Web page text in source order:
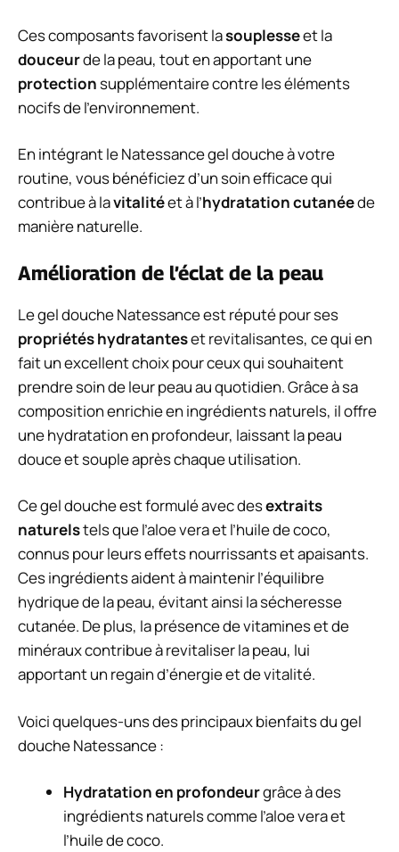
Ces composants favorisent lasouplesseet la
douceurde la peau, tout en apportant une
protectionsupplémentaire contre les éléments
nocifs de l’environnement.
En intégrant le Natessance gel douche à votre
routine, vous bénéficiez d’un soin efficace qui
contribue à lavitalitéet à l’hydratation cutanéede
manière naturelle.
Amélioration de l’éclat de la peau
Le gel douche Natessance est réputé pour ses
propriétés hydratanteset revitalisantes, ce qui en
fait un excellent choix pour ceux qui souhaitent
prendre soin de leur peau au quotidien. Grâce à sa
composition enrichie en ingrédients naturels, il offre
une hydratation en profondeur, laissant la peau
douce et souple après chaque utilisation.
Ce gel douche est formulé avec desextraits
naturelstels que l’aloe vera et l’huile de coco,
connus pour leurs effets nourrissants et apaisants.
Ces ingrédients aident à maintenir l’équilibre
hydrique de la peau, évitant ainsi la sécheresse
cutanée. De plus, la présence de vitamines et de
minéraux contribue à revitaliser la peau, lui
apportant un regain d’énergie et de vitalité.
Voici quelques-uns des principaux bienfaits du gel
douche Natessance :
Hydratation en profondeurgrâce à des
ingrédients naturels comme l’aloe vera et
l’huile de coco.